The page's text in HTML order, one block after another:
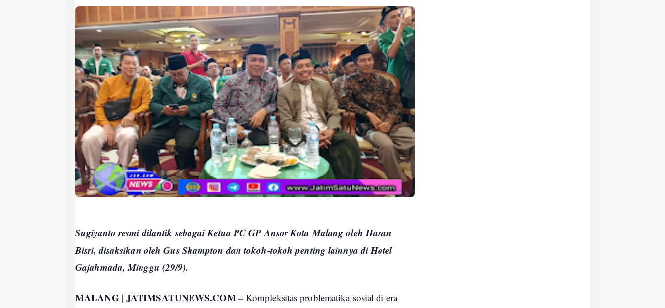
Sugiyanto resmi dilantik sebagai Ketua PC GP Ansor Kota Malang oleh Hasan
Bisri, disaksikan oleh Gus Shampton dan tokoh-tokoh penting lainnya di Hotel
Gajahmada, Minggu (29/9).
MALANG | JATIMSATUNEWS.COM –Kompleksitas problematika sosial di era